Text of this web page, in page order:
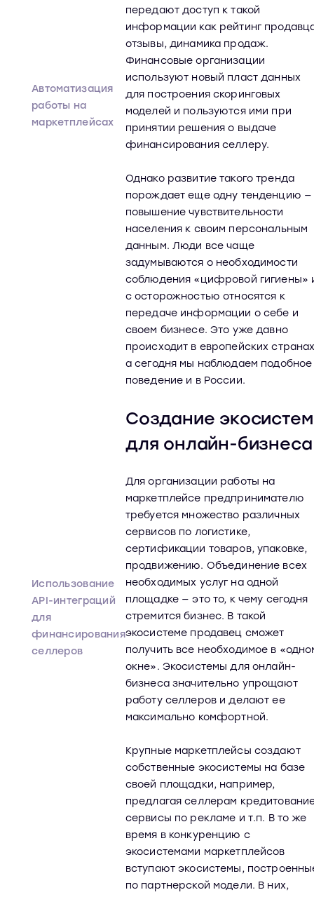
Автоматизация
работы на
маркетплейсах
Использование
API-интеграций
для
финансирования
селлеров
передают доступ к такой
информации как рейтинг
отзывы, динамика продаж.
Финансовые организации
используют новый пласт данных
для построения скоринговых
моделей и пользуются ими при
принятии решения о выдаче
финансирования селлеру.
Однако развитие такого тренда
порождает еще одну тенденцию —
повышение чувствительности
населения к своим персональным
данным. Люди все чаще
задумываются о необходимости
соблюдения «цифровой гигиены»
с осторожностью относятся к
передаче информации о себе и
своем бизнесе. Это уже давно
происходит в европейских
а сегодня мы наблюдаем подобное
поведение и в России.
Создание экосистем
для онлайн-бизнеса
Для организации работы на
маркетплейсе предпринимателю
требуется множество различных
сервисов по логистике,
сертификации товаров, упаковке,
продвижению. Объединение всех
необходимых услуг на одной
площадке — это то, к чему сегодня
стремится бизнес. В такой
экосистеме продавец сможет
получить все необходимое в
окне». Экосистемы для онлайн-
бизнеса значительно упрощают
работу селлеров и делают ее
максимально комфортной.
Крупные маркетплейсы создают
собственные экосистемы на базе
своей площадки, например,
предлагая селлерам
сервисы по рекламе и т.п. В то же
время в конкуренцию с
экосистемами маркетплейсов
вступают экосистемы,
по партнерской модели. В них,